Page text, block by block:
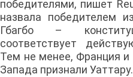
победителями, пишет
назвала победителем
Гбагбо –
соответствует
Тем не менее, Франция и
Запада признали Уаттару.